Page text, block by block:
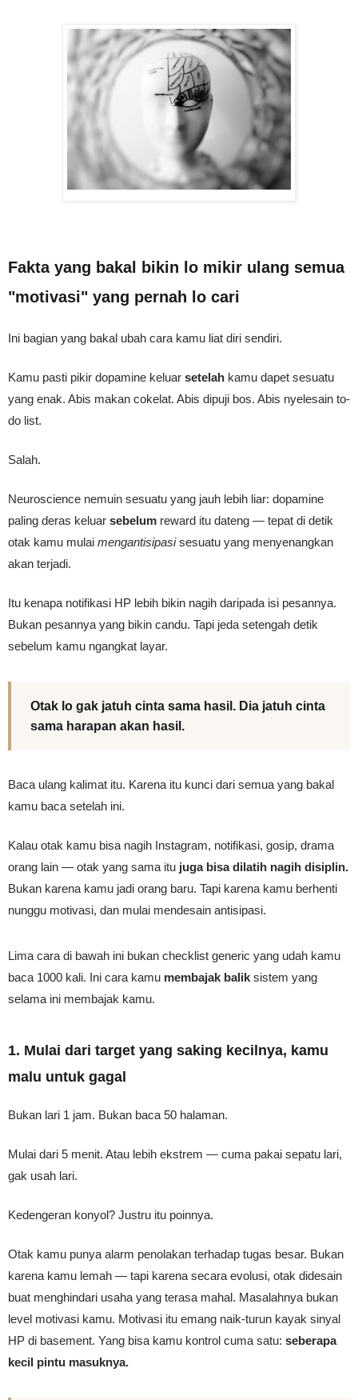
Fakta yang bakal bikin lo mikir ulang semua
"motivasi" yang pernah lo cari
Ini bagian yang bakal ubah cara kamu liat diri sendiri.
Kamu pasti pikir dopamine keluar setelah kamu dapet sesuatu
yang enak. Abis makan cokelat. Abis dipuji bos. Abis nyelesain to-
do list.
Salah.
Neuroscience nemuin sesuatu yang jauh lebih liar: dopamine
paling deras keluar sebelum reward itu dateng — tepat di detik
otak kamu mulai mengantisipasisesuatu yang menyenangkan
akan terjadi.
Itu kenapa notifikasi HP lebih bikin nagih daripada isi pesannya.
Bukan pesannya yang bikin candu. Tapi jeda setengah detik
sebelum kamu ngangkat layar.
Otak lo gak jatuh cinta sama hasil. Dia jatuh cinta
sama harapan akan hasil.
Baca ulang kalimat itu. Karena itu kunci dari semua yang bakal
kamu baca setelah ini.
Kalau otak kamu bisa nagih Instagram, notifikasi, gosip, drama
orang lain — otak yang sama itu juga bisa dilatih nagih disiplin.
Bukan karena kamu jadi orang baru. Tapi karena kamu berhenti
nunggu motivasi, dan mulai mendesain antisipasi.
Lima cara di bawah ini bukan checklist generic yang udah kamu
baca 1000 kali. Ini cara kamu membajak balik sistem yang
selama ini membajak kamu.
1. Mulai dari target yang saking kecilnya, kamu
malu untuk gagal
Bukan lari 1 jam. Bukan baca 50 halaman.
Mulai dari 5 menit. Atau lebih ekstrem — cuma pakai sepatu lari,
gak usah lari.
Kedengeran konyol? Justru itu poinnya.
Otak kamu punya alarm penolakan terhadap tugas besar. Bukan
karena kamu lemah — tapi karena secara evolusi, otak didesain
buat menghindari usaha yang terasa mahal. Masalahnya bukan
level motivasi kamu. Motivasi itu emang naik-turun kayak sinyal
HP di basement. Yang bisa kamu kontrol cuma satu: seberapa
kecil pintu masuknya.